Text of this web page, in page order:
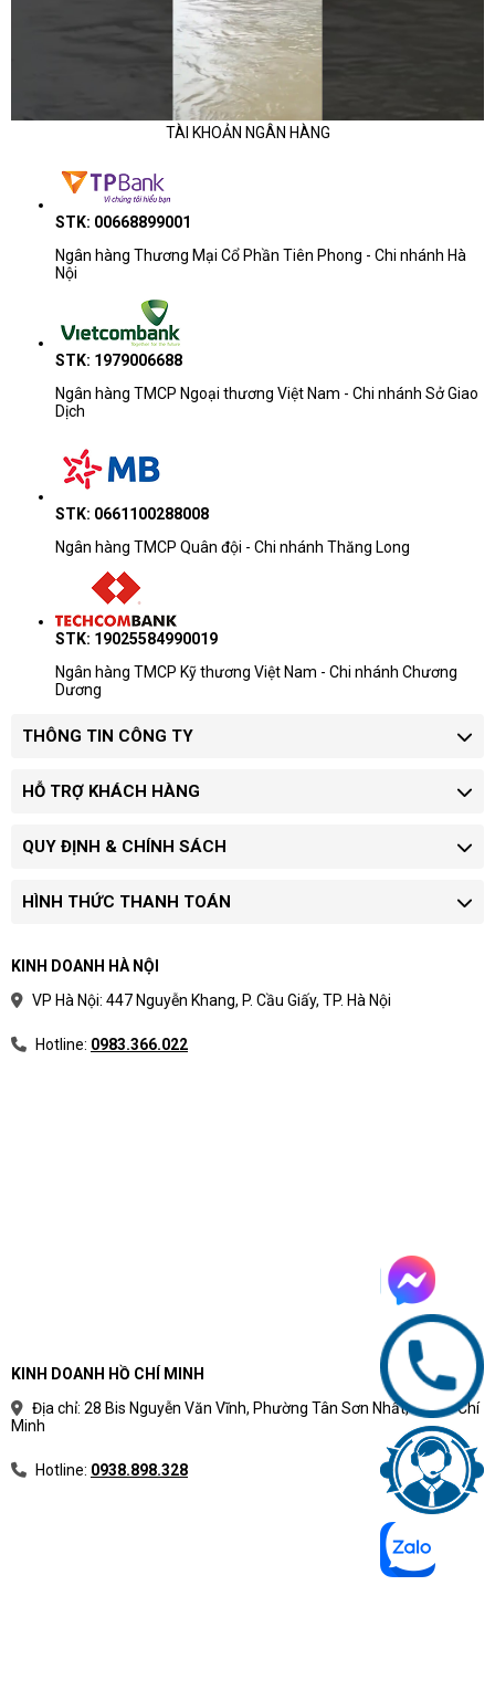
TÀI KHOẢN NGÂN HÀNG
STK: 00668899001
Ngân hàng Thương Mại Cổ Phần Tiên Phong - Chi nhánh Hà
Nội
STK: 1979006688
Ngân hàng TMCP Ngoại thương Việt Nam - Chi nhánh Sở Giao
Dịch
STK: 0661100288008
Ngân hàng TMCP Quân đội - Chi nhánh Thăng Long
STK: 19025584990019
Ngân hàng TMCP Kỹ thương Việt Nam - Chi nhánh Chương
Dương
THÔNG TIN CÔNG TY
HỖ TRỢ KHÁCH HÀNG
QUY ĐỊNH & CHÍNH SÁCH
HÌNH THỨC THANH TOÁN
KINH DOANH HÀ NỘI
VP Hà Nội: 447 Nguyễn Khang, P. Cầu Giấy, TP. Hà Nội
Hotline: 0983.366.022
KINH DOANH HỒ CHÍ MINH
Địa chỉ: 28 Bis Nguyễn Văn Vĩnh, Phường Tân Sơn Nhất, TP Hồ Chí
Minh
Hotline: 0938.898.328